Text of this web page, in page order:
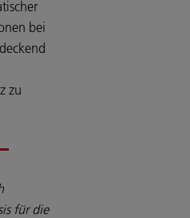
bei
zu
für die